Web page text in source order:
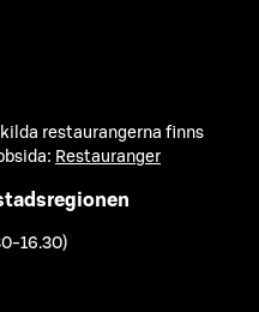
restaurangerna finns
Restauranger
16.30)